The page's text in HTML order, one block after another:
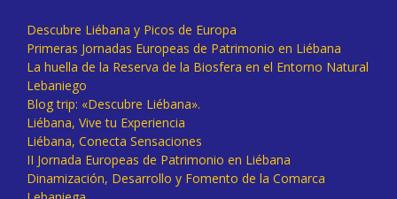
Descubre Liébana y Picos de Europa
Primeras Jornadas Europeas de Patrimonio en Liébana
La huella de la Reserva de la Biosfera en el Entorno Natural
Lebaniego
Blog trip: «Descubre Liébana».
Liébana, Vive tu Experiencia
Liébana, Conecta Sensaciones
II Jornada Europeas de Patrimonio en Liébana
Dinamización, Desarrollo y Fomento de la Comarca